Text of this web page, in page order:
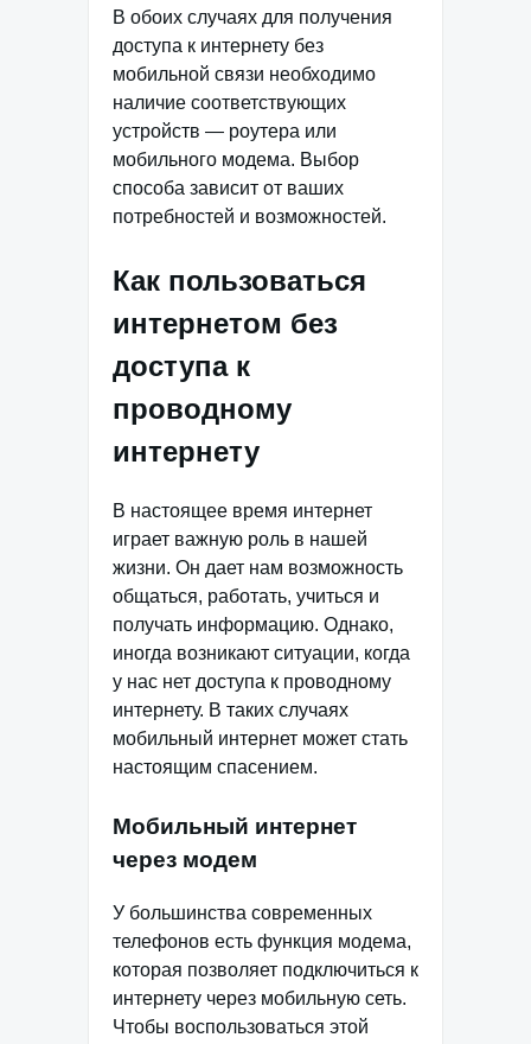
В обоих случаях для получения
доступа к интернету без
мобильной связи необходимо
наличие соответствующих
устройств — роутера или
мобильного модема. Выбор
способа зависит от ваших
потребностей и возможностей.
Как пользоваться
интернетом без
доступа к
проводному
интернету
В настоящее время интернет
играет важную роль в нашей
жизни. Он дает нам возможность
общаться, работать, учиться и
получать информацию. Однако,
иногда возникают ситуации, когда
у нас нет доступа к проводному
интернету. В таких случаях
мобильный интернет может стать
настоящим спасением.
Мобильный интернет
через модем
У большинства современных
телефонов есть функция модема,
которая позволяет подключиться к
интернету через мобильную сеть.
Чтобы воспользоваться этой